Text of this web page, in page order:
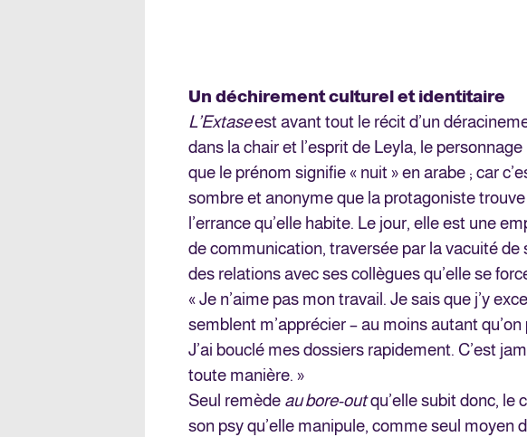
Un déchirement culturel et identitaire
L’Extaseest avant tout le récit d’un
dans la chair et l’esprit de Leyla, le
que le prénom signifie « nuit » en arabe ; car
sombre et anonyme que la protagoniste
l’errance qu’elle habite. Le jour, elle est une
de communication, traversée par la vacuité de
des relations avec ses collègues qu’elle se
« Je n’aime pas mon travail. Je sais que j’y
semblent m’apprécier – au moins autant
J’ai bouclé mes dossiers rapidement. C’est
toute manière. »
Seul remède au bore-outqu’elle subit donc, le
son psy qu’elle manipule, comme seul moyen